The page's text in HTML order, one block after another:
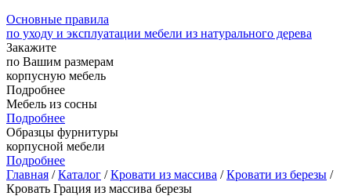
Основные правила
по уходу и эксплуатации мебели из натурального дерева
Закажите
по Вашим размерам
корпусную мебель
Подробнее
Мебель из сосны
Подробнее
Образцы фурнитуры
корпусной мебели
Подробнее
Главная /Каталог /Кровати из массива /Кровати из березы /
Кровать Грация из массива березы